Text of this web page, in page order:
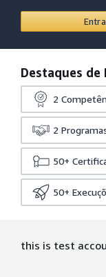
Destaques de
2
2
50+
50+
this is test